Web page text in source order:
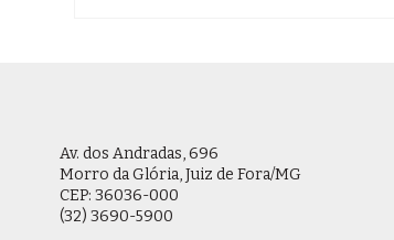
Av. dos Andradas, 696
Morro da Glória, Juiz de Fora/MG
CEP: 36036-000
(32) 3690-5900